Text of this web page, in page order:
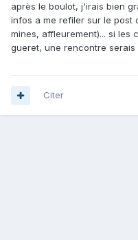
après le boulot, j'irais bien
infos a me refiler sur le post
mines, affleurement)... si les
gueret, une rencontre serais
Citer